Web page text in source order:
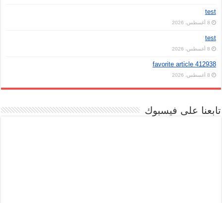
test
8 أغسطس، 2026
test
8 أغسطس، 2026
favorite article 412938
8 أغسطس، 2026
تابعنا على فيسبوك